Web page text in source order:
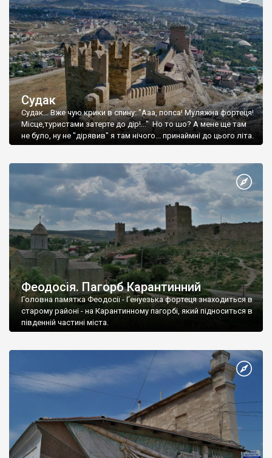
Судак
Судак... Вже чую крики в спину: "Ааа, попса! Муляжна фортеця!
Місце,туристами затерте до дір!..." Но то шо? А мене ще там
не було, ну не "дірявив" я там нічого... принаймні до цього літа.
Феодосія. Пагорб Карантинний
Головна памятка Феодосії - Генуезька фортеця знаходиться в
старому районі - на Карантинному пагорбі, який підноситься в
південній частині міста.